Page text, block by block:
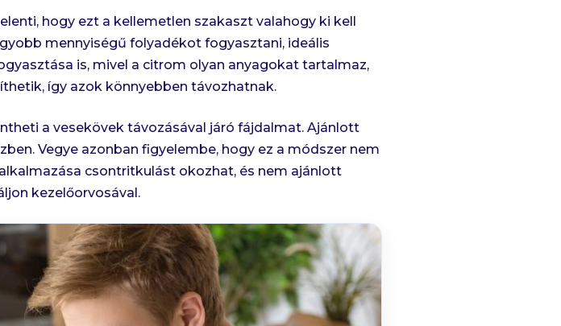
hogy ezt a kellemetlen szakaszt valahogy ki kell
mennyiségű folyadékot fogyasztani, ideális
is, mivel a citrom olyan anyagokat tartalmaz,
így azok könnyebben távozhatnak.
a vesekövek távozásával járó fájdalmat. Ajánlott
Vegye azonban figyelembe, hogy ez a módszer nem
csontritkulást okozhat, és nem ajánlott
kezelőorvosával.